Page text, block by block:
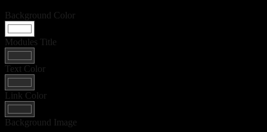
Background Color
Modules Title
Text Color
Link Color
Background Image